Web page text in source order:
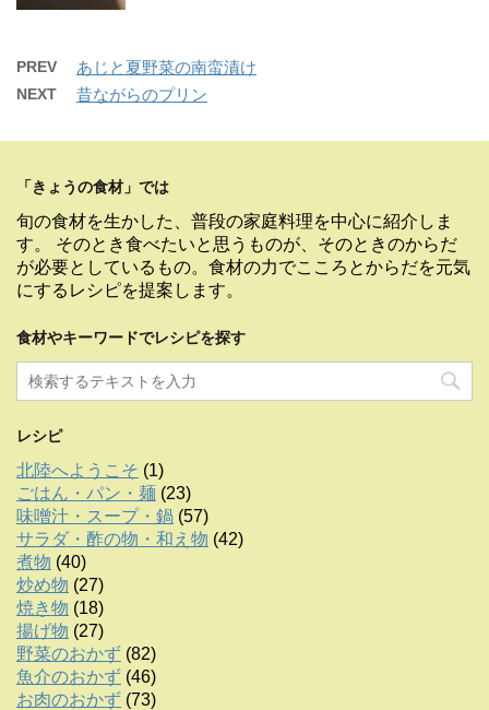
PREV あじと夏野菜の南蛮漬け
NEXT 昔ながらのプリン
「きょうの食材」では
旬の食材を生かした、普段の家庭料理を中心に紹介しま
す。 そのとき食べたいと思うものが、そのときのからだ
が必要としているもの。食材の力でこころとからだを元気
にするレシピを提案します。
食材やキーワードでレシピを探す
レシピ
北陸へようこそ (1)
ごはん・パン・麺 (23)
味噌汁・スープ・鍋 (57)
サラダ・酢の物・和え物 (42)
煮物 (40)
炒め物 (27)
焼き物 (18)
揚げ物 (27)
野菜のおかず (82)
魚介のおかず (46)
お肉のおかず (73)